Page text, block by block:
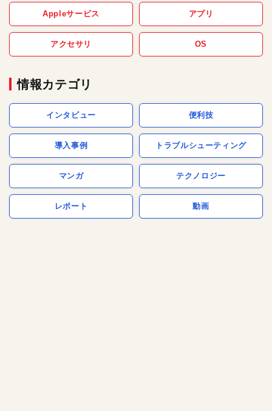
Appleサービス アプリ
アクセサリ OS
情報カテゴリ
インタビュー 便利技
導入事例 トラブルシューティング
マンガ テクノロジー
レポート 動画